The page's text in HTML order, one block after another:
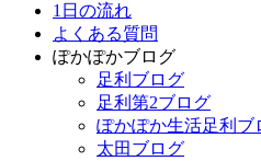
1日の流れ
よくある質問
ぽかぽかブログ
足利ブログ
足利第2ブログ
ぽかぽか生活足利ブ
太田ブログ